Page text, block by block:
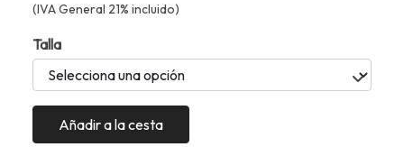
(IVA General 21% incluido)
Talla
Añadir a la cesta